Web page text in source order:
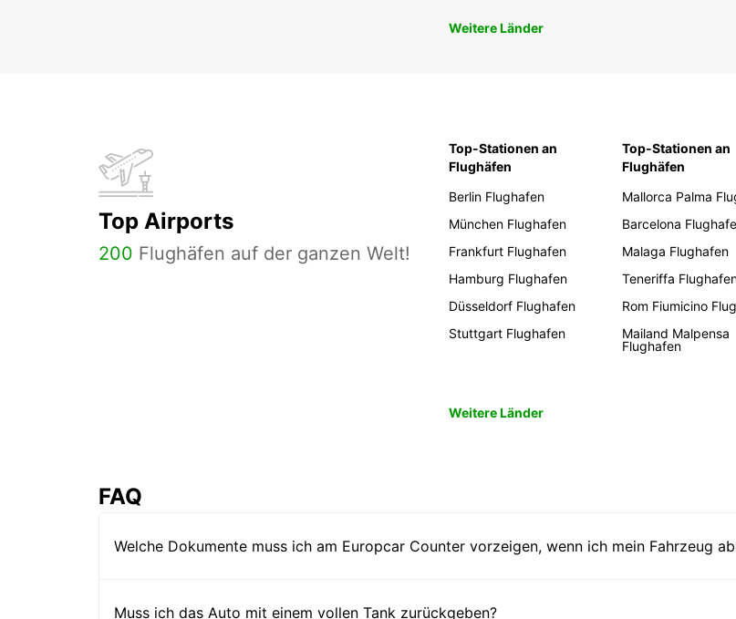
Weitere Länder
Top Airports
200 Flughäfen auf der ganzen Welt!
Top-Stationen an
Flughäfen
Berlin Flughafen
München Flughafen
Frankfurt Flughafen
Hamburg Flughafen
Düsseldorf Flughafen
Stuttgart Flughafen
Top-Stationen an
Flughäfen
Mallorca Palma
Barcelona
Malaga Flughafen
Teneriffa
Rom Fiumicino
Mailand Malpensa
Flughafen
Weitere Länder
FAQ
Welche Dokumente muss ich am Europcar Counter vorzeigen, wenn ich mein Fahrzeug
Muss ich das Auto mit einem vollen Tank zurückgeben?